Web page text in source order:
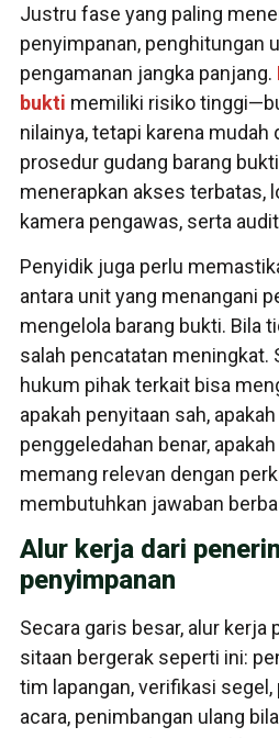
Justru fase yang paling
penyimpanan, penghitungan
pengamanan jangka panjang.
bukti memiliki risiko
nilainya, tetapi karena mudah
prosedur gudang barang
menerapkan akses terbatas,
kamera pengawas, serta
Penyidik juga perlu
antara unit yang menangani
mengelola barang bukti. Bila
salah pencatatan meningkat.
hukum pihak terkait bisa
apakah penyitaan sah,
penggeledahan benar,
memang relevan dengan
membutuhkan jawaban
Alur kerja dari
penyimpanan
Secara garis besar, alur kerja
sitaan bergerak seperti ini:
tim lapangan, verifikasi
acara, penimbangan ulang